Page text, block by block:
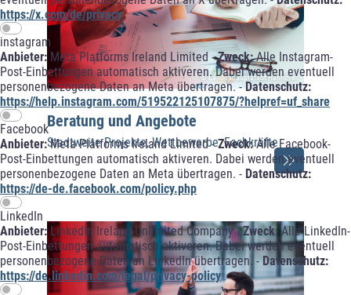
https://x.com/de/privacy
instagram
Anbieter: Meta Platforms Ireland Limited -Zweck:Alle Instagram-
Post-Einbettungen automatisch aktiveren. Dabei werden eventuell
personenbezogene Daten an Meta übertragen. -Datenschutz:
https://help.instagram.com/519522125107875/?helpref=uf_share
Facebook
Anbieter:Meta Platforms Ireland Limited -Zweck:Alle Facebook-
Post-Einbettungen automatisch aktiveren. Dabei werden eventuell
personenbezogene Daten an Meta übertragen. - Datenschutz:
https://de-de.facebook.com/policy.php
LinkedIn
Anbieter:LinkedIn Ireland Unlimited Company -Zweck: Alle LinkedIn-
Post-Einbettungen automatisch aktiveren. Dabei werden eventuell
personenbezogene Daten an LinkedIn übertragen. -Datenschutz:
https://de.linkedin.com/legal/privacy-policy
© Landeshauptstadt Hannover
Beratung und Angebote
Stadtweite Projekte, Wettbewerbe, Fachkräfte